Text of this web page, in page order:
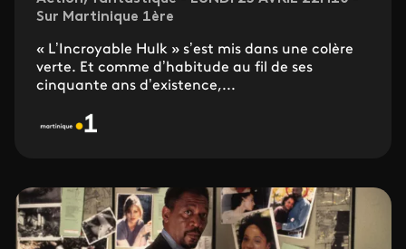
Sur Martinique 1ère
« L’Incroyable Hulk » s’est mis dans une colère
verte. Et comme d’habitude au fil de ses
cinquante ans d’existence,...